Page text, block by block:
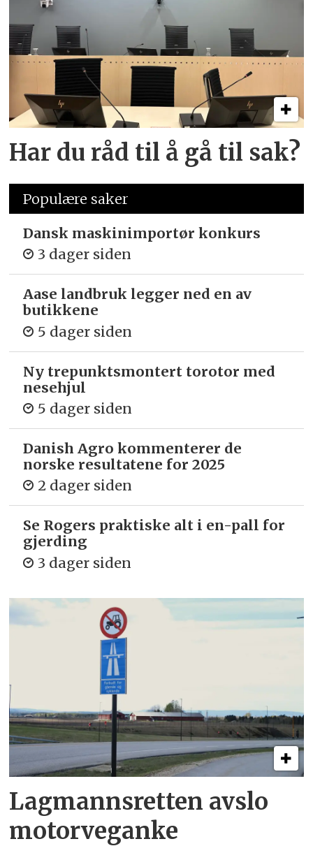
Har du råd til å gå til sak?
Populære saker
Dansk maskinimportør konkurs
3 dager siden
Aase landbruk legger ned en av
butikkene
5 dager siden
Ny trepunkts­montert torotor med
nesehjul
5 dager siden
Danish Agro kommenterer de
norske resultatene for 2025
2 dager siden
Se Rogers praktiske alt i en-pall for
gjerding
3 dager siden
Lagmannsretten avslo
motorveganke